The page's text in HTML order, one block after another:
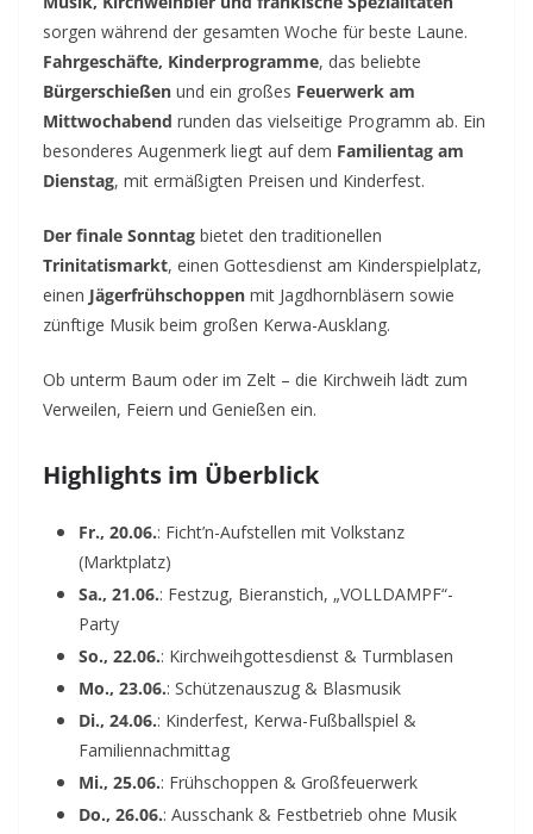
sorgen während der gesamten Woche für beste Laune.
Fahrgeschäfte, Kinderprogramme, das beliebte
Bürgerschießen und ein großes Feuerwerk am
Mittwochabend runden das vielseitige Programm ab. Ein
besonderes Augenmerk liegt auf dem Familientag am
Dienstag, mit ermäßigten Preisen und Kinderfest.
Der finale Sonntag bietet den traditionellen
Trinitatismarkt, einen Gottesdienst am Kinderspielplatz,
einen Jägerfrühschoppen mit Jagdhornbläsern sowie
zünftige Musik beim großen Kerwa-Ausklang.
Ob unterm Baum oder im Zelt – die Kirchweih lädt zum
Verweilen, Feiern und Genießen ein.
Highlights im Überblick
Fr., 20.06.: Ficht’n-Aufstellen mit Volkstanz
(Marktplatz)
Sa., 21.06.: Festzug, Bieranstich, „VOLLDAMPF“-
Party
So., 22.06.: Kirchweihgottesdienst & Turmblasen
Mo., 23.06.: Schützenauszug & Blasmusik
Di., 24.06.: Kinderfest, Kerwa-Fußballspiel &
Familiennachmittag
Mi., 25.06.: Frühschoppen & Großfeuerwerk
Do., 26.06.: Ausschank & Festbetrieb ohne Musik